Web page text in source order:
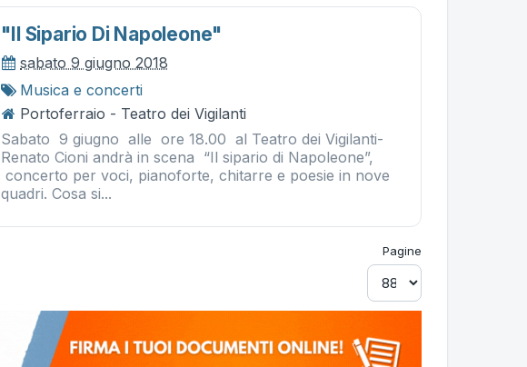
"il Sipario Di Napoleone"
sabato 9 giugno 2018
Musica e concerti
Portoferraio - Teatro dei Vigilanti
Sabato 9 giugno alle ore 18.00 al Teatro dei Vigilanti-
Renato Cioni andrà in scena “Il sipario di Napoleone”,
concerto per voci, pianoforte, chitarre e poesie in nove
quadri. Cosa si...
Pagine